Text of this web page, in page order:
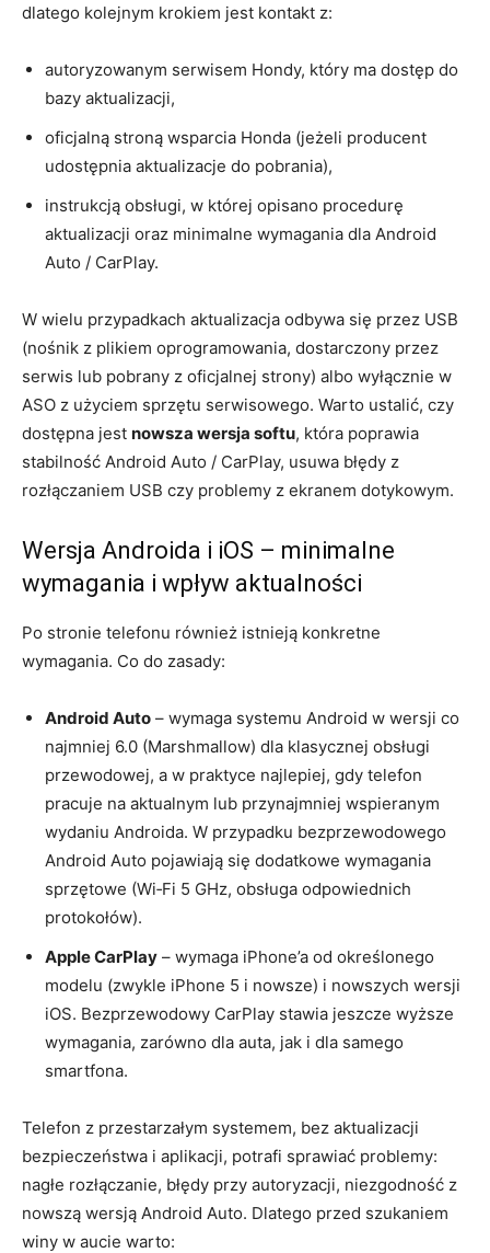
dlatego kolejnym krokiem jest kontakt z:
autoryzowanym serwisem Hondy, który ma dostęp do
bazy aktualizacji,
oficjalną stroną wsparcia Honda (jeżeli producent
udostępnia aktualizacje do pobrania),
instrukcją obsługi, w której opisano procedurę
aktualizacji oraz minimalne wymagania dla Android
Auto / CarPlay.
W wielu przypadkach aktualizacja odbywa się przez USB
(nośnik z plikiem oprogramowania, dostarczony przez
serwis lub pobrany z oficjalnej strony) albo wyłącznie w
ASO z użyciem sprzętu serwisowego. Warto ustalić, czy
dostępna jest nowsza wersja softu, która poprawia
stabilność Android Auto / CarPlay, usuwa błędy z
rozłączaniem USB czy problemy z ekranem dotykowym.
Wersja Androida i iOS – minimalne
wymagania i wpływ aktualności
Po stronie telefonu również istnieją konkretne
wymagania. Co do zasady:
Android Auto – wymaga systemu Android w wersji co
najmniej 6.0 (Marshmallow) dla klasycznej obsługi
przewodowej, a w praktyce najlepiej, gdy telefon
pracuje na aktualnym lub przynajmniej wspieranym
wydaniu Androida. W przypadku bezprzewodowego
Android Auto pojawiają się dodatkowe wymagania
sprzętowe (Wi‑Fi 5 GHz, obsługa odpowiednich
protokołów).
Apple CarPlay – wymaga iPhone’a od określonego
modelu (zwykle iPhone 5 i nowsze) i nowszych wersji
iOS. Bezprzewodowy CarPlay stawia jeszcze wyższe
wymagania, zarówno dla auta, jak i dla samego
smartfona.
Telefon z przestarzałym systemem, bez aktualizacji
bezpieczeństwa i aplikacji, potrafi sprawiać problemy:
nagłe rozłączanie, błędy przy autoryzacji, niezgodność z
nowszą wersją Android Auto. Dlatego przed szukaniem
winy w aucie warto: